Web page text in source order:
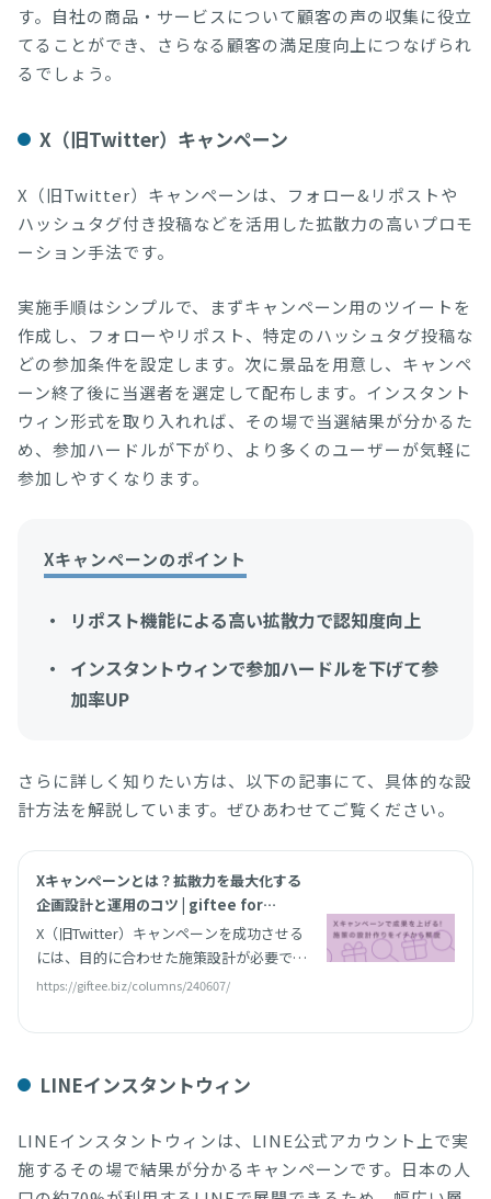
す。自社の商品・サービスについて顧客の声の収集に役立
てることができ、さらなる顧客の満足度向上につなげられ
るでしょう。
X（旧Twitter）キャンペーン
X（旧Twitter）キャンペーンは、フォロー&リポストや
ハッシュタグ付き投稿などを活用した拡散力の高いプロモ
ーション手法です。
実施手順はシンプルで、まずキャンペーン用のツイートを
作成し、フォローやリポスト、特定のハッシュタグ投稿な
どの参加条件を設定します。次に景品を用意し、キャンペ
ーン終了後に当選者を選定して配布します。インスタント
ウィン形式を取り入れれば、その場で当選結果が分かるた
め、参加ハードルが下がり、より多くのユーザーが気軽に
参加しやすくなります。
Xキャンペーンのポイント
リポスト機能による高い拡散力で認知度向上
インスタントウィンで参加ハードルを下げて参
加率UP
さらに詳しく知りたい方は、以下の記事にて、具体的な設
計方法を解説しています。ぜひあわせてご覧ください。
Xキャンペーンとは？拡散力を最大化する
企画設計と運用のコツ | giftee for
Business - 法人向けデジタルギフト導入
実績No.1
X（旧Twitter）キャンペーンを成功させる
には、目的に合わせた施策設計が必要で
す。本記事では、X（旧Twitter）キャンペ
で詳しく解説します。
https://giftee.biz/columns/240607/
LINEインスタントウィン
LINEインスタントウィンは、LINE公式アカウント上で実
施するその場で結果が分かるキャンペーンです。日本の人